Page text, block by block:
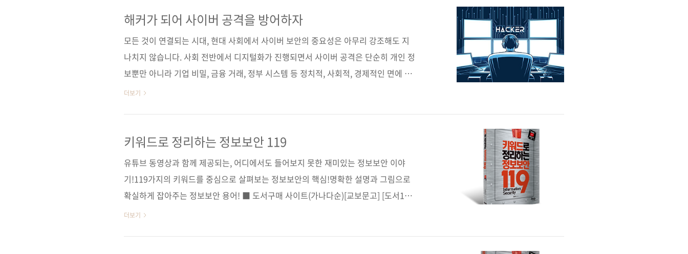
사] [인터파크] [쿠팡] 전자책 구매 사이트(가나다순) [교보문고] [구글북스] [리디북스]
해커가 되어 사이버 공격을 방어하자
모든 것이 연결되는 시대, 현대 사회에서 사이버 보안의 중요성은 아무리 강조해도 지
나치지 않습니다. 사회 전반에서 디지털화가 진행되면서 사이버 공격은 단순히 개인 정
보뿐만 아니라 기업 비밀, 금융 거래, 정부 시스템 등 정치적, 사회적, 경제적인 면에 모
두 영향을 미치고 있습니다. 개인 정보 유출에서 시작해, 기업에 경제적 손실을 가하고,
고, 강력한 암호화를 사용하며, 취약점을 감지하고 보완하는 등의 사이버 보안에 힘써
HACKERS ARISE를 통해 해커..
더보기
키워드로 정리하는 정보보안 119
유튜브 동영상과 함께 제공되는, 어디에서도 들어보지 못한 재미있는 정보보안 이야
기!119가지의 키워드를 중심으로 살펴보는 정보보안의 핵심!명확한 설명과 그림으로
확실하게 잡아주는 정보보안 용어! ■ 도서구매 사이트(가나다순)[교보문고] [도서11번
가] [반디앤루니스] [알라딘] [영풍문고] [예스이십사] [인터파크] [쿠팡] ■ 전자책 구매
더보기